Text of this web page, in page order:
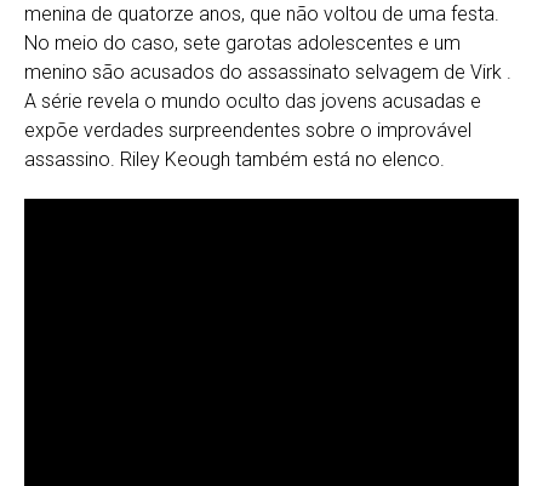
menina de quatorze anos, que não voltou de uma festa.
No meio do caso, sete garotas adolescentes e um
menino são acusados do assassinato selvagem de Virk .
A série revela o mundo oculto das jovens acusadas e
expõe verdades surpreendentes sobre o improvável
assassino. Riley Keough também está no elenco.